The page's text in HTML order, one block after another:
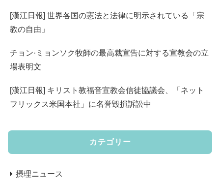
[漢江日報] 世界各国の憲法と法律に明示されている「宗
教の自由」
チョン·ミョンソク牧師の最高裁宣告に対する宣教会の立
場表明文
[漢江日報] キリスト教福音宣教会信徒協議会、「ネット
フリックス米国本社」に名誉毀損訴訟中
カテゴリー
摂理ニュース